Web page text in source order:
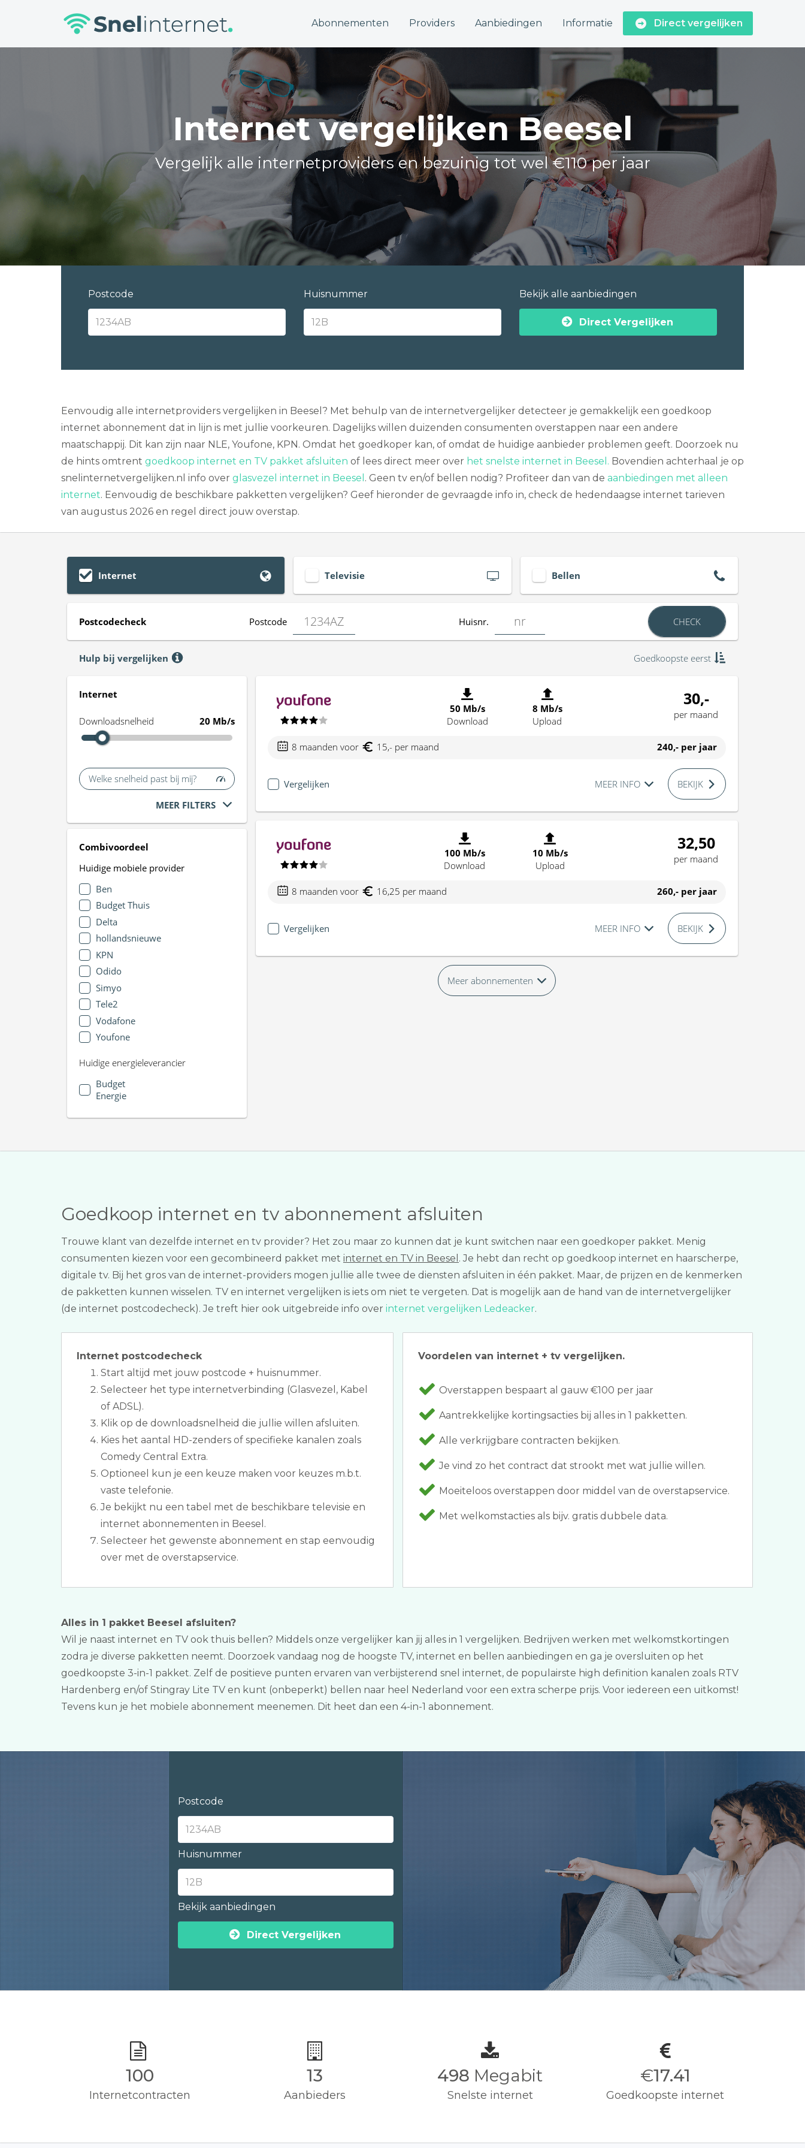
Abonnementen Providers Aanbiedingen Informatie Direct vergelijken
Skip
to
content
Internet vergelijken Beesel
Vergelijk alle internetproviders en bezuinig tot wel €110 per jaar
Postcode Huisnummer Bekijk alle aanbiedingen
Direct Vergelijken
Eenvoudig alle internetproviders vergelijken in Beesel? Met behulp van de internetvergelijker detecteer je gemakkelijk een goedkoop
internet abonnement dat in lijn is met jullie voorkeuren. Dagelijks willen duizenden consumenten overstappen naar een andere
maatschappij. Dit kan zijn naar NLE, Youfone, KPN. Omdat het goedkoper kan, of omdat de huidige aanbieder problemen geeft. Doorzoek nu
de hints omtrent goedkoop internet en TV pakket afsluiten of lees direct meer over het snelste internet in Beesel. Bovendien achterhaal je op
snelinternetvergelijken.nl info over glasvezel internet in Beesel . Geen tv en/of bellen nodig? Profiteer dan van de aanbiedingen met alleen
internet. Eenvoudig de beschikbare pakketten vergelijken? Geef hieronder de gevraagde info in, check de hedendaagse internet tarieven
van augustus 2026 en regel direct jouw overstap.
Internet Televisie Bellen
Postcodecheck Postcode Huisnr. CHECK
Hulp bij vergelijken Goedkoopste eerst
Internet
Downloadsnelheid 20 Mb/s
Welke snelheid past bij mij?
MEER FILTERS
Combivoordeel
Huidige mobiele provider
Ben
Budget Thuis
Delta
hollandsnieuwe
KPN
Odido
Simyo
Tele2
Vodafone
Youfone
Huidige energieleverancier
Budget
Energie
50 Mb/s
Download
8 Mb/s
Upload
30,-
per maand
8 maanden voor 15,- per maand 240,- per jaar
Vergelijken MEER INFO BEKIJK
100 Mb/s
Download
10 Mb/s
Upload
32,50
per maand
8 maanden voor 16,25 per maand 260,- per jaar
Vergelijken MEER INFO BEKIJK
Meer abonnementen
Goedkoop internet en tv abonnement afsluiten
Trouwe klant van dezelfde internet en tv provider? Het zou maar zo kunnen dat je kunt switchen naar een goedkoper pakket. Menig
consumenten kiezen voor een gecombineerd pakket met internet en TV in Beesel . Je hebt dan recht op goedkoop internet en haarscherpe,
digitale tv. Bij het gros van de internet-providers mogen jullie alle twee de diensten afsluiten in één pakket. Maar, de prijzen en de kenmerken
de pakketten kunnen wisselen. TV en internet vergelijken is iets om niet te vergeten. Dat is mogelijk aan de hand van de internetvergelijker
(de internet postcodecheck). Je treft hier ook uitgebreide info over internet vergelijken Ledeacker.
Internet postcodecheck
Start altijd met jouw postcode + huisnummer.
Selecteer het type internetverbinding (Glasvezel, Kabel
of ADSL).
Klik op de downloadsnelheid die jullie willen afsluiten.
Kies het aantal HD-zenders of specifieke kanalen zoals
Comedy Central Extra.
Optioneel kun je een keuze maken voor keuzes m.b.t.
vaste telefonie.
Je bekijkt nu een tabel met de beschikbare televisie en
internet abonnementen in Beesel.
Selecteer het gewenste abonnement en stap eenvoudig
over met de overstapservice.
Voordelen van internet + tv vergelijken.
Overstappen bespaart al gauw €100 per jaar
Aantrekkelijke kortingsacties bij alles in 1 pakketten.
Alle verkrijgbare contracten bekijken.
Je vind zo het contract dat strookt met wat jullie willen.
Moeiteloos overstappen door middel van de overstapservice.
Met welkomstacties als bijv. gratis dubbele data.
Alles in 1 pakket Beesel afsluiten?
Wil je naast internet en TV ook thuis bellen? Middels onze vergelijker kan jij alles in 1 vergelijken. Bedrijven werken met welkomstkortingen
zodra je diverse pakketten neemt. Doorzoek vandaag nog de hoogste TV, internet en bellen aanbiedingen en ga je oversluiten op het
goedkoopste 3-in-1 pakket. Zelf de positieve punten ervaren van verbijsterend snel internet, de populairste high definition kanalen zoals RTV
Hardenberg en/of Stingray Lite TV en kunt (onbeperkt) bellen naar heel Nederland voor een extra scherpe prijs. Voor iedereen een uitkomst!
Tevens kun je het mobiele abonnement meenemen. Dit heet dan een 4-in-1 abonnement.
Postcode
Huisnummer
Bekijk aanbiedingen
Direct Vergelijken
100
Internetcontracten
13
Aanbieders
500 Megabit
Snelste internet
€17.50
Goedkoopste internet